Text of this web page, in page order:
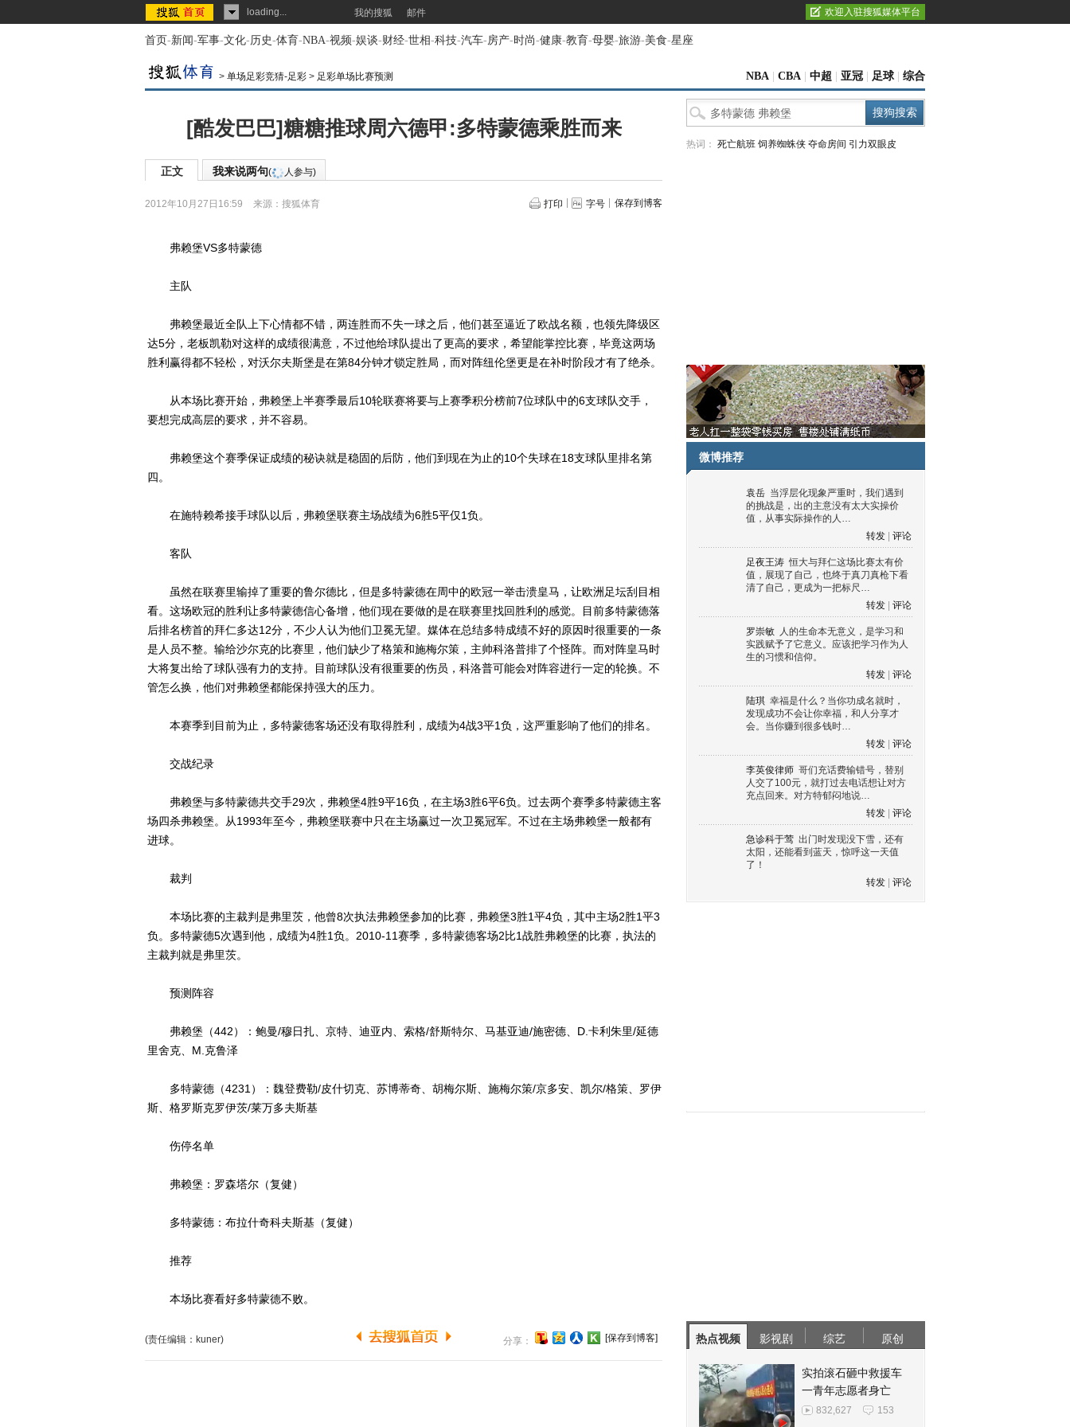
loading... 我的搜狐 邮件 欢迎入驻搜狐媒体平台
首页-新闻-军事-文化-历史-体育-NBA-视频-娱谈-财经-世相-科技-汽车-房产-时尚-健康-教育-母婴-旅游-美食-星座
> 单场足彩竞猜-足彩 > 足彩单场比赛预测 NBA CBA 中超 亚冠 足球 综合
[酷发巴巴]糖糖推球周六德甲:多特蒙德乘胜而来
正文 我来说两句( 人参与)
2012年10月27日16:59 来源： 搜狐体育 打印 字号 保存到博客
弗赖堡VS多特蒙德
主队
弗赖堡最近全队上下心情都不错，两连胜而不失一球之后，他们甚至逼近了欧战名额，也领先降级区
达5分，老板凯勒对这样的成绩很满意，不过他给球队提出了更高的要求，希望能掌控比赛，毕竟这两场
胜利赢得都不轻松，对沃尔夫斯堡是在第84分钟才锁定胜局，而对阵纽伦堡更是在补时阶段才有了绝杀。
从本场比赛开始，弗赖堡上半赛季最后10轮联赛将要与上赛季积分榜前7位球队中的6支球队交手，
要想完成高层的要求，并不容易。
弗赖堡这个赛季保证成绩的秘诀就是稳固的后防，他们到现在为止的10个失球在18支球队里排名第
四。
在施特赖希接手球队以后，弗赖堡联赛主场战绩为6胜5平仅1负。
客队
虽然在联赛里输掉了重要的鲁尔德比，但是多特蒙德在周中的欧冠一举击溃皇马，让欧洲足坛刮目相
看。这场欧冠的胜利让多特蒙德信心备增，他们现在要做的是在联赛里找回胜利的感觉。目前多特蒙德落
后排名榜首的拜仁多达12分，不少人认为他们卫冕无望。媒体在总结多特成绩不好的原因时很重要的一条
是人员不整。输给沙尔克的比赛里，他们缺少了格策和施梅尔策，主帅科洛普排了个怪阵。而对阵皇马时
大将复出给了球队强有力的支持。目前球队没有很重要的伤员，科洛普可能会对阵容进行一定的轮换。不
管怎么换，他们对弗赖堡都能保持强大的压力。
本赛季到目前为止，多特蒙德客场还没有取得胜利，成绩为4战3平1负，这严重影响了他们的排名。
交战纪录
弗赖堡与多特蒙德共交手29次，弗赖堡4胜9平16负，在主场3胜6平6负。过去两个赛季多特蒙德主客
场四杀弗赖堡。从1993年至今，弗赖堡联赛中只在主场赢过一次卫冕冠军。不过在主场弗赖堡一般都有
进球。
裁判
本场比赛的主裁判是弗里茨，他曾8次执法弗赖堡参加的比赛，弗赖堡3胜1平4负，其中主场2胜1平3
负。多特蒙德5次遇到他，成绩为4胜1负。2010-11赛季，多特蒙德客场2比1战胜弗赖堡的比赛，执法的
主裁判就是弗里茨。
预测阵容
弗赖堡（442）：鲍曼/穆日扎、京特、迪亚内、索格/舒斯特尔、马基亚迪/施密德、D.卡利朱里/延德
里舍克、M.克鲁泽
多特蒙德（4231）：魏登费勒/皮什切克、苏博蒂奇、胡梅尔斯、施梅尔策/京多安、凯尔/格策、罗伊
斯、格罗斯克罗伊茨/莱万多夫斯基
伤停名单
弗赖堡：罗森塔尔（复健）
多特蒙德：布拉什奇科夫斯基（复健）
推荐
本场比赛看好多特蒙德不败。
(责任编辑：kuner) 分享： [保存到博客]
热词： 死亡航班 饲养蜘蛛侠 夺命房间 引力双眼皮
微博推荐
袁岳 当浮层化现象严重时，我们遇到
的挑战是，出的主意没有太大实操价
值，从事实际操作的人…
转发
评论
足夜王涛 恒大与拜仁这场比赛太有价
值，展现了自己，也终于真刀真枪下看
清了自己，更成为一把标尺…
转发
评论
罗崇敏 人的生命本无意义，是学习和
实践赋予了它意义。应该把学习作为人
生的习惯和信仰。
转发
评论
陆琪 幸福是什么？当你功成名就时，
发现成功不会让你幸福，和人分享才
会。当你赚到很多钱时…
转发
评论
李英俊律师 哥们充话费输错号，替别
人交了100元，就打过去电话想让对方
充点回来。对方特郁闷地说…
转发
评论
急诊科于莺 出门时发现没下雪，还有
太阳，还能看到蓝天，惊呼这一天值
了！
转发
评论
热点视频 影视剧 综艺 原创
实拍滚石砸中救援车
一青年志愿者身亡
832,627 153